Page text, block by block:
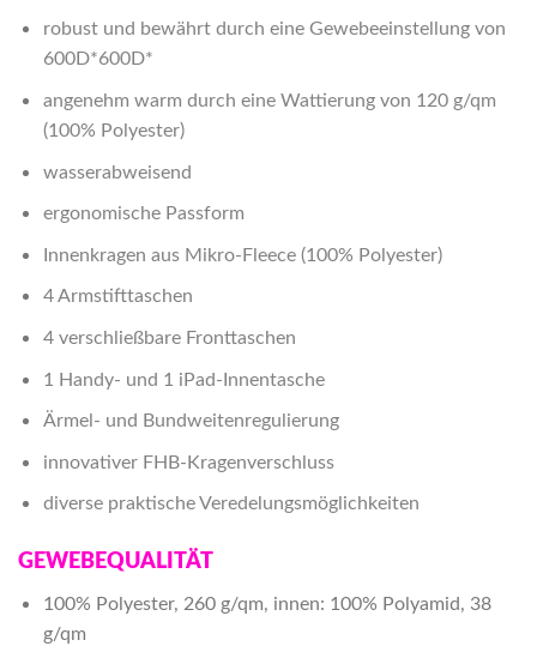
robust und bewährt durch eine Gewebeeinstellung von
600D*600D*
angenehm warm durch eine Wattierung von 120 g/qm
(100% Polyester)
wasserabweisend
ergonomische Passform
Innenkragen aus Mikro-Fleece (100% Polyester)
4 Armstifttaschen
4 verschließbare Fronttaschen
1 Handy- und 1 iPad-Innentasche
Ärmel- und Bundweitenregulierung
innovativer FHB-Kragenverschluss
diverse praktische Veredelungsmöglichkeiten
GEWEBEQUALITÄT
100% Polyester, 260 g/qm, innen: 100% Polyamid, 38
g/qm